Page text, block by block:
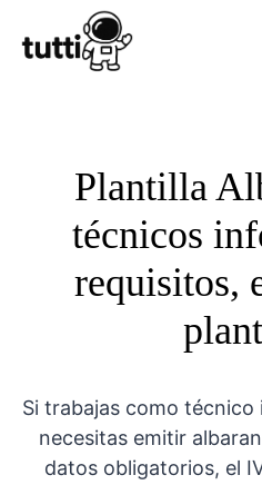
Plantilla
técnicos
requisitos,
Si trabajas como
necesitas emitir
datos obligatorios, el